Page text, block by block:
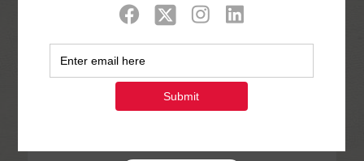
Php Youth
2023